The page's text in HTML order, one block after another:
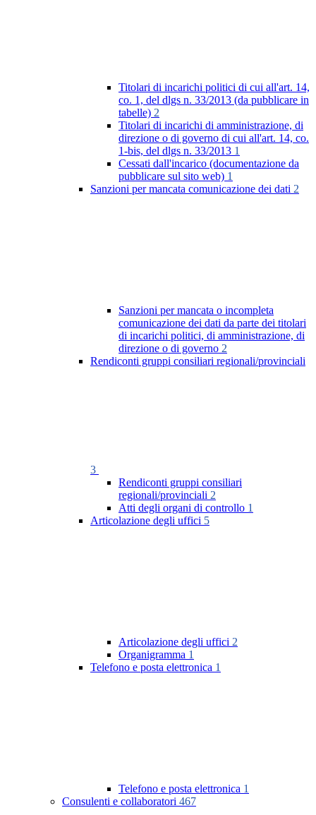
Titolari di incarichi politici di cui all'art. 14,
co. 1, del dlgs n. 33/2013 (da pubblicare in
tabelle) 2
Titolari di incarichi di amministrazione, di
direzione o di governo di cui all'art. 14, co.
1-bis, del dlgs n. 33/2013 1
Cessati dall'incarico (documentazione da
pubblicare sul sito web) 1
Sanzioni per mancata comunicazione dei dati 2
Sanzioni per mancata o incompleta
comunicazione dei dati da parte dei titolari
di incarichi politici, di amministrazione, di
direzione o di governo 2
Rendiconti gruppi consiliari regionali/provinciali
3
Rendiconti gruppi consiliari
regionali/provinciali 2
Atti degli organi di controllo 1
Articolazione degli uffici 5
Articolazione degli uffici 2
Organigramma 1
Telefono e posta elettronica 1
Telefono e posta elettronica 1
Consulenti e collaboratori 467